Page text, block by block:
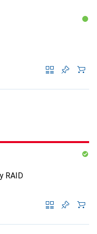
RAID